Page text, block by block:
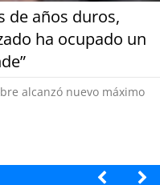
de años duros,
ha ocupado un
alcanzó nuevo máximo